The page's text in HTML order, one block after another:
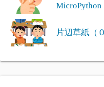
片辺草紙（